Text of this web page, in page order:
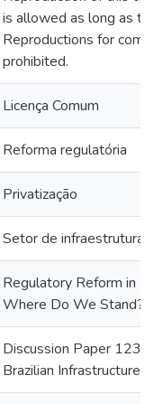
is allowed as long as
Reproductions for
prohibited.
Licença Comum
Reforma regulatória
Privatização
Setor de infraestrutura
Regulatory Reform in
Where Do We Stand?
Discussion Paper 123
Brazilian